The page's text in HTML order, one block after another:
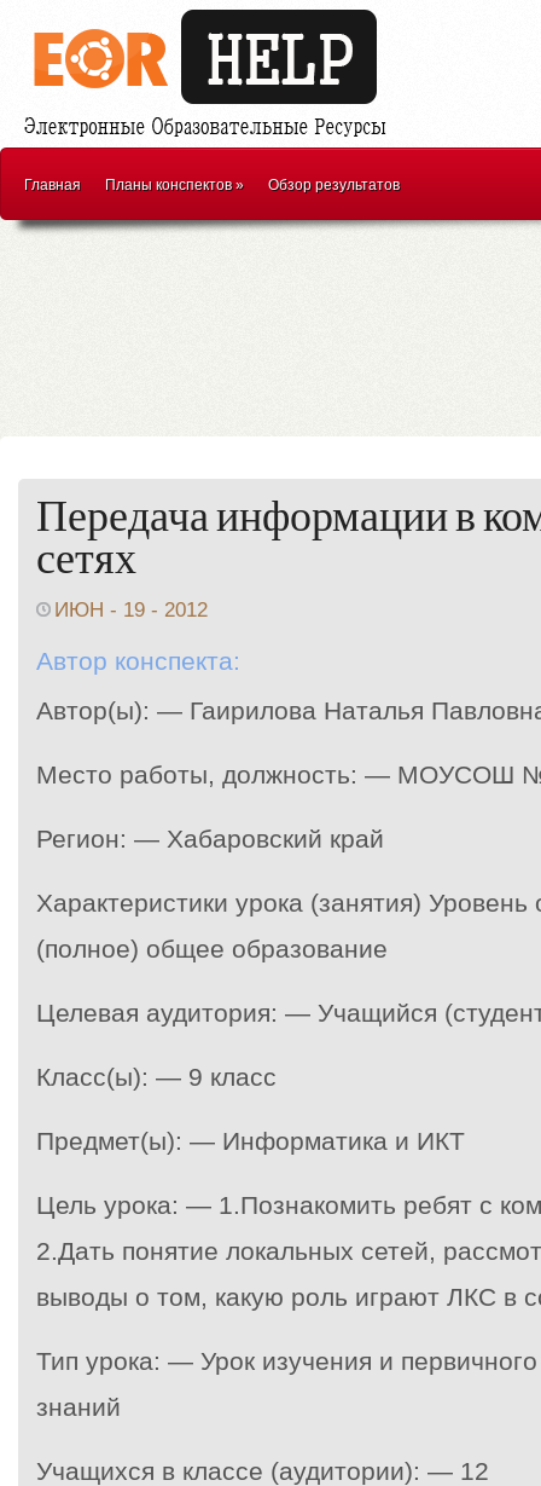
Главная Планы конспектов» Обзор результатов
Передача информации в
сетях
ИЮН - 19 - 2012
Автор конспекта:
Автор(ы): — Гаирилова Наталья
Место работы, должность: — МОУСОШ №
Регион: — Хабаровский край
Характеристики урока (занятия)
(полное) общее образование
Целевая аудитория: — Учащийся
Класс(ы): — 9 класс
Предмет(ы): — Информатика и ИКТ
Цель урока: — 1.Познакомить ребят с
2.Дать понятие локальных сетей,
выводы о том, какую роль играют ЛКС в
Тип урока: — Урок изучения и
знаний
Учащихся в классе (аудитории): — 12